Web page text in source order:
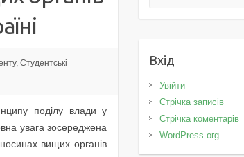
, Студентські
поділу влади у
увага зосереджена
вищих органів
Вхід
Увійти
Стрічка записів
Стрічка коментарів
WordPress.org